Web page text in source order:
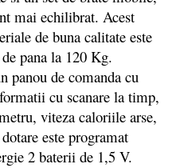
mai echilibrat. Acest
de buna calitate este
pana la 120 Kg.
de comanda cu
cu scanare la timp,
viteza caloriile arse,
este programat
2 baterii de 1,5 V.